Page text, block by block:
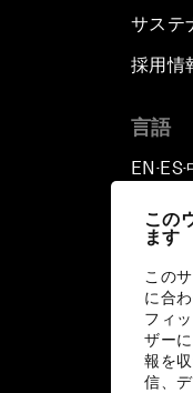
この
ます
この
に合
フィ
ザー
報を
信、
サステ
採用情
言語
EN ▪ES▪